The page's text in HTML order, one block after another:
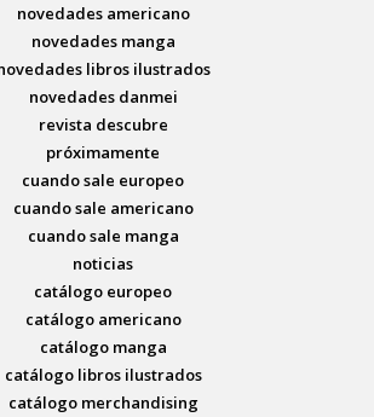
novedades americano
novedades manga
libros ilustrados
novedades danmei
revista descubre
próximamente
cuando sale europeo
cuando sale americano
cuando sale manga
noticias
catálogo europeo
catálogo americano
catálogo manga
catálogo libros ilustrados
catálogo merchandising